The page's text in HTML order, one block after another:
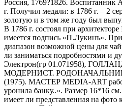
Россия, 1769?1826. Воспитанник
г. Получил медали: в 1786 г. – 2
золотую и в том же году был
В 1786 г. состоял при
имеется подпись «П.Лукинъ».
диапазон возможной цены для
ли заниматься подробностями и
Электрон(гр 01.071958),
МОДЕРНИСТ.
(1975). МАСТЕР MEDIA-ART
уронила банку..». Размер 16*16
имеет ли представленная на фото